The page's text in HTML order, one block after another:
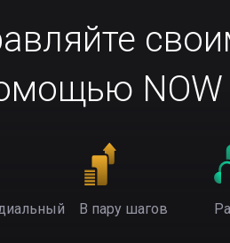
NOW
В пару шагов